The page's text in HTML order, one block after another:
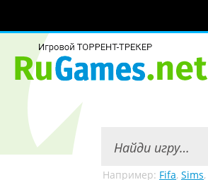
Например: Fifa, Sims,